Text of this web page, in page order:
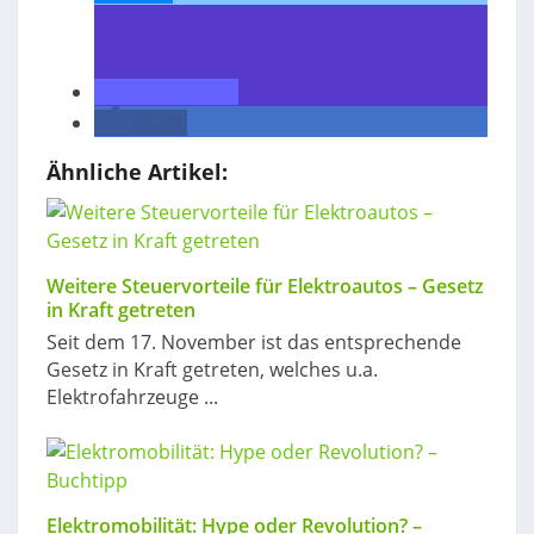
Ähnliche Artikel:
Weitere Steuervorteile für Elektroautos – Gesetz
in Kraft getreten
Seit dem 17. November ist das entsprechende
Gesetz in Kraft getreten, welches u.a.
Elektrofahrzeuge ...
Elektromobilität: Hype oder Revolution? –